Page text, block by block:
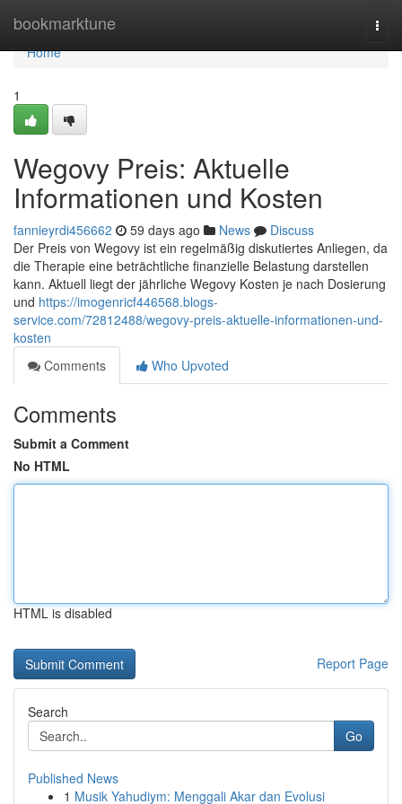
bookmarktune
Home
Home
1
Wegovy Preis: Aktuelle
Informationen und Kosten
fannieyrdi456662 59 days ago News
Discuss
Der Preis von Wegovy ist ein regelmäßig diskutiertes Anliegen, da
die Therapie eine beträchtliche finanzielle Belastung darstellen
kann. Aktuell liegt der jährliche Wegovy Kosten je nach Dosierung
und https://imogenricf446568.blogs-
service.com/72812488/wegovy-preis-aktuelle-informationen-und-
kosten
Comments
Who Upvoted
Comments
Submit a Comment
No HTML
HTML is disabled
Report Page
Search
Go
Published News
1 Musik Yahudiym: Menggali Akar dan Evolusi